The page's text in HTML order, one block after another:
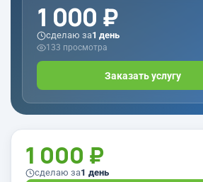
1 000 ₽
сделаю за1 день
133 просмотра
Заказать услугу
1 000 ₽
сделаю за1 день